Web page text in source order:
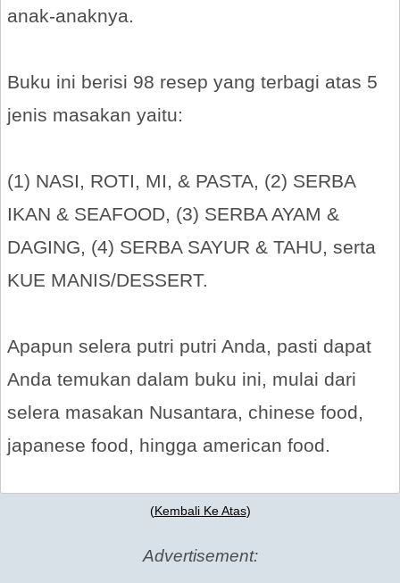
anak-anaknya.
Buku ini berisi 98 resep yang terbagi atas 5
jenis masakan yaitu:
(1) NASI, ROTI, MI, & PASTA, (2) SERBA
IKAN & SEAFOOD, (3) SERBA AYAM &
DAGING, (4) SERBA SAYUR & TAHU, serta
KUE MANIS/DESSERT.
Apapun selera putri putri Anda, pasti dapat
Anda temukan dalam buku ini, mulai dari
selera masakan Nusantara, chinese food,
japanese food, hingga american food.
(Kembali Ke Atas)
Advertisement: